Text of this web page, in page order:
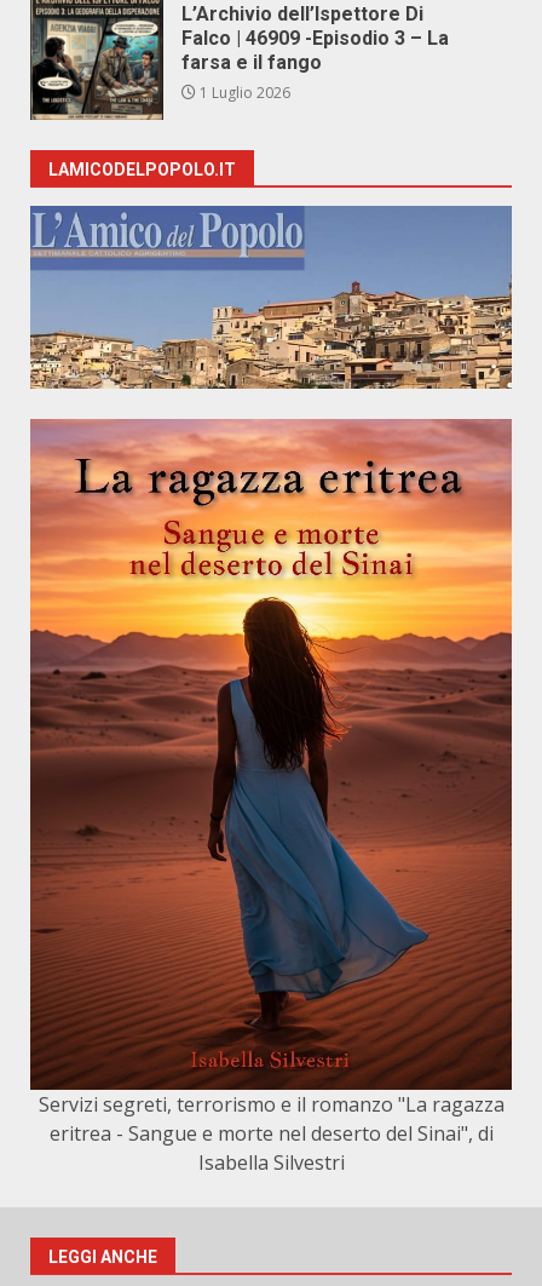
L’Archivio dell’Ispettore Di
Falco | 46909 -Episodio 3 – La
farsa e il fango
1 Luglio 2026
LAMICODELPOPOLO.IT
Servizi segreti, terrorismo e il romanzo "La ragazza
eritrea - Sangue e morte nel deserto del Sinai", di
Isabella Silvestri
LEGGI ANCHE